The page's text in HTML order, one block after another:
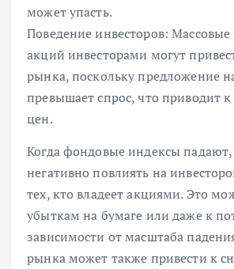
может упасть.
Поведение инвесторов:
акций инвесторами могут
рынка, поскольку предложение
превышает спрос, что приводит
цен.
Когда фондовые индексы
негативно повлиять на
тех, кто владеет акциями. Это
убыткам на бумаге или даже к
зависимости от масштаба
рынка может также привести к